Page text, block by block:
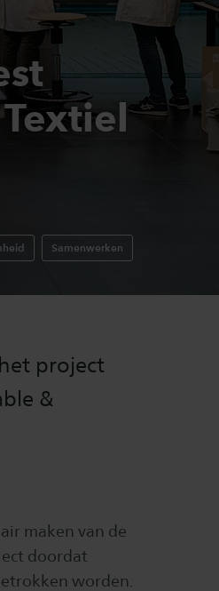
Samenwerken
project
&
maken van de
doordat
worden.